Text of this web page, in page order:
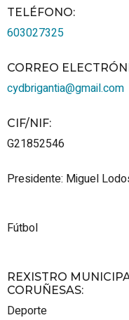
TELÉFONO:
603027325
CORREO
cydbrigantia@gmail.com
CIF/NIF:
G21852546
Presidente: Miguel
Fútbol
REXISTRO
CORUÑESAS:
Deporte